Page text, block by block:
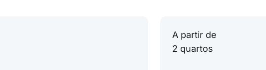
A partir de
2 quartos